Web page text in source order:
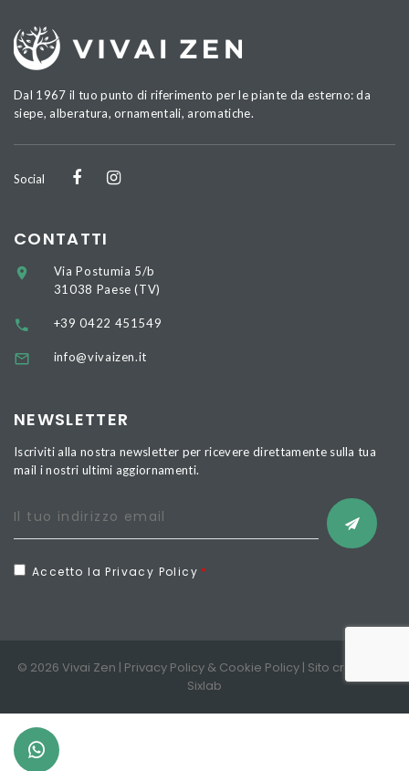
Dal 1967 il tuo punto di riferimento per le piante da esterno: da
siepe, alberatura, ornamentali, aromatiche.
Social
CONTATTI
Via Postumia 5/b
31038 Paese (TV)
+39 0422 451549
info@vivaizen.it
NEWSLETTER
Iscriviti alla nostra newsletter per ricevere direttamente sulla tua
mail i nostri ultimi aggiornamenti.
Accetto la Privacy Policy
© 2026 Vivai Zen | Privacy Policy & Cookie Policy | Sito creato da
Sixlab